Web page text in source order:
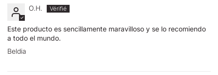
O.H.
Este producto es sencillamente maravilloso y se lo recomiendo
a todo el mundo.
Beldia